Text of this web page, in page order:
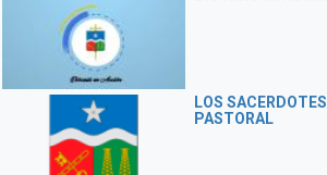
LOS
PASTORAL